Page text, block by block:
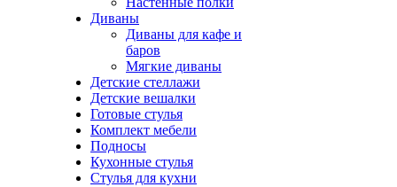
Диваны
Диваны для кафе и
баров
Мягкие диваны
Детские стеллажи
Детские вешалки
Готовые стулья
Комплект мебели
Подносы
Кухонные стулья
Стулья для кухни